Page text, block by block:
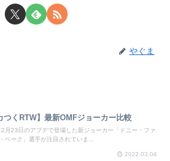
やぐま
つくRTW】最新OMFジョーカー比較
月23日のアプデで登場した新ジョーカー「ドニー・ファ
ベーク」選手が注目されていま...
2022.03.04